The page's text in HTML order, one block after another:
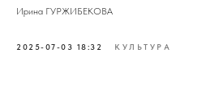
Ирина ГУРЖИБЕКОВА
2025-07-03 18:32 КУЛЬТУРА